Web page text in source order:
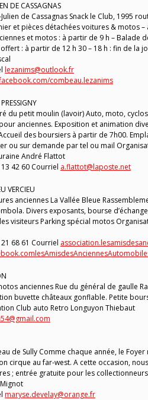
DE CASSAGNAS
de Cassagnas Snack le Club, 1995
et pièces détachées voitures & motos
et motos : à partir de 9 h –
: à partir de 12 h 30 – 18 h : fin de la
lezanims@outlook.fr
combeau.lezanims
du petit moulin (lavoir) Auto, moto,
anciennes. Exposition et animation
des boursiers à partir de 7h00.
ou sur demande par tel ou mail
André Flattot
42 60 Courriel a.flattot@laposte.net
VERCIEU
anciennes La Vallée Bleue
Divers exposants, bourse
visiteurs Parking spécial motos
68 61 Courriel
anciennes Rue du général de gaulle
buvette châteaux gonflable. Petite
Club auto Retro Longuyon Thiebaut
de Sully Comme chaque année, le
cirque au far-west. A cette occasion,
; entrée gratuite pour les
maryse.develay@orange.fr